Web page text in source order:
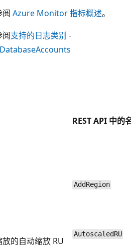
阅 Azure Monitor 指标概述。
阅支持的日志类别 -
REST API 中的
AddRegion
的自动缩放 RU
AutoscaledRU